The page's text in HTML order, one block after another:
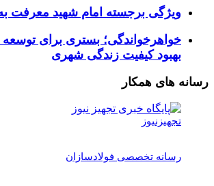
ویژگی برجسته امام شهید معرفت به
خواهرخواندگی؛ بستری برای توسعه
بهبود کیفیت زندگی شهری
رسانه های همکار
تجهیزنیوز
رسانه تخصصی فولادسازان